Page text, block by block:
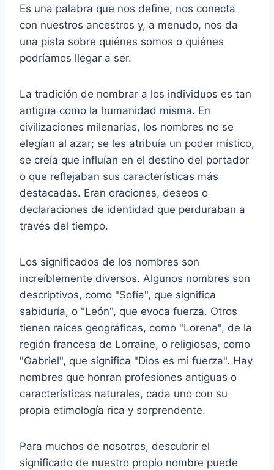
Es una palabra que nos define, nos conecta
con nuestros ancestros y, a menudo, nos da
una pista sobre quiénes somos o quiénes
podríamos llegar a ser.
La tradición de nombrar a los individuos es tan
antigua como la humanidad misma. En
civilizaciones milenarias, los nombres no se
elegían al azar; se les atribuía un poder místico,
se creía que influían en el destino del portador
o que reflejaban sus características más
destacadas. Eran oraciones, deseos o
declaraciones de identidad que perduraban a
través del tiempo.
Los significados de los nombres son
increíblemente diversos. Algunos nombres son
descriptivos, como "Sofía", que significa
sabiduría, o "León", que evoca fuerza. Otros
tienen raíces geográficas, como "Lorena", de la
región francesa de Lorraine, o religiosas, como
"Gabriel", que significa "Dios es mi fuerza". Hay
nombres que honran profesiones antiguas o
características naturales, cada uno con su
propia etimología rica y sorprendente.
Para muchos de nosotros, descubrir el
significado de nuestro propio nombre puede